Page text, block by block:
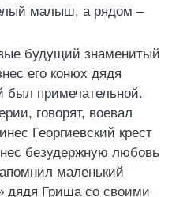
малыш, а рядом –
будущий знаменитый
его конюх дядя
был примечательной.
говорят, воевал
Георгиевский крест
безудержную любовь
маленький
дядя Гриша со своими